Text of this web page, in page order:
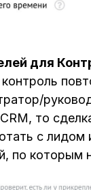
для
то
с
по